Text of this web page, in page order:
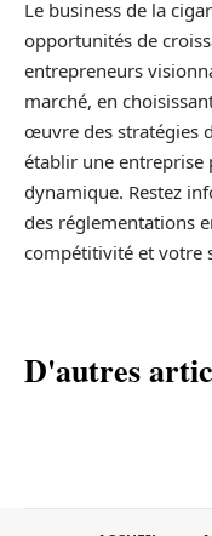
Le business de la
opportunités de
entrepreneurs
marché, en
œuvre des stratégies
établir une entreprise
dynamique. Restez
des réglementations
compétitivité et votre
D'autres